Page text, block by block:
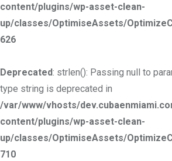
content/plugins/wp-asset-clean-
up/classes/OptimiseAssets/
626
Deprecated: strlen(): Passing null to
type string is deprecated in
/var/www/vhosts/
content/plugins/wp-asset-clean-
up/classes/OptimiseAssets/
710